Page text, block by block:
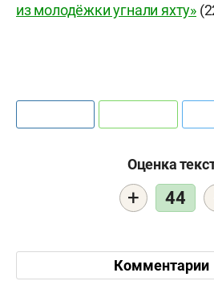
из молодёжки угнали яхту»
Оценка
+ 44
Комментарии